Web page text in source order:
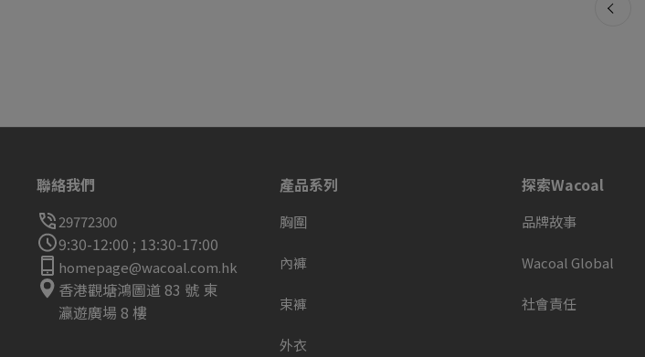
上一步
聯絡我們
29772300
9:30-12:00 ; 13:30-17:00
homepage@wacoal.com.hk
香港觀塘鴻圖道 83 號 東
瀛遊廣場 8 樓
產品系列
胸圍
內褲
束褲
外衣
探索Wacoal
品牌故事
Wacoal Global
社會責任